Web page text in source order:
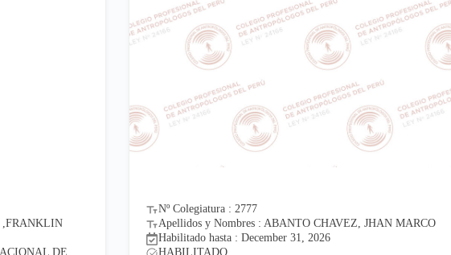
,FRANKLIN
DE
Nº Colegiatura : 2777
Apellidos y Nombres : ABANTO CHAVEZ, JHAN MARCO
Habilitado hasta : December 31, 2026
HABILITADO